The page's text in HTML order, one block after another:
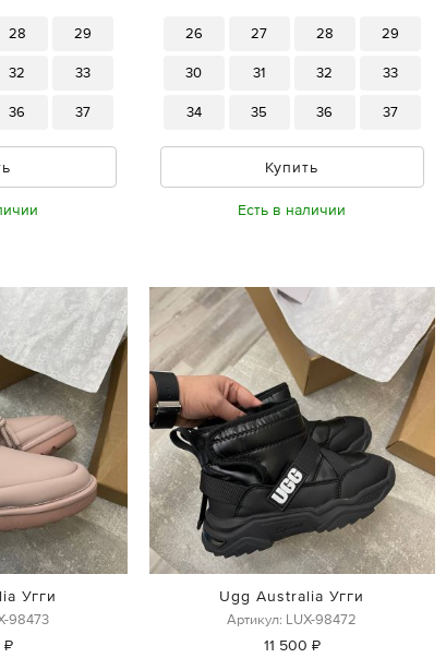
28 29
32 33
36 37
26 27 28 29
30 31 32 33
34 35 36 37
Купить
Есть в наличии
Угги
98473
₽
Ugg Australia Угги
Артикул: LUX-98472
11 500 ₽